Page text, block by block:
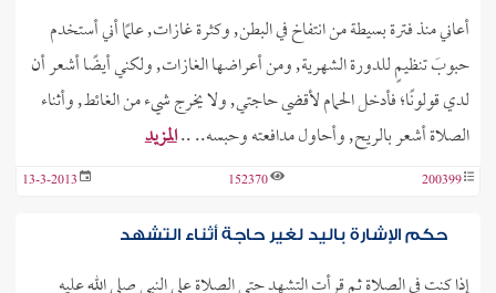
أعاني منذ فترة بسيطة من انتفاخ في البطن, وكثرة غازات, علمًا أني أستخدم
حبوبَ تنظيمٍ للدورة الشهرية, ومن أعراضها الغازات, ولكني أيضًا أشعر أن
لدي قولونًا؛ فأدخل الحمام لأقضي حاجتي, ولا يخرج شيء من الغائط, وأثناء
الصلاة أشعر بالريح, وأحاول مدافعته وحبسه.. ..المزيد
200399
152370
13-3-2013
حكم الإشارة باليد لغير حاجة أثناء التشهد